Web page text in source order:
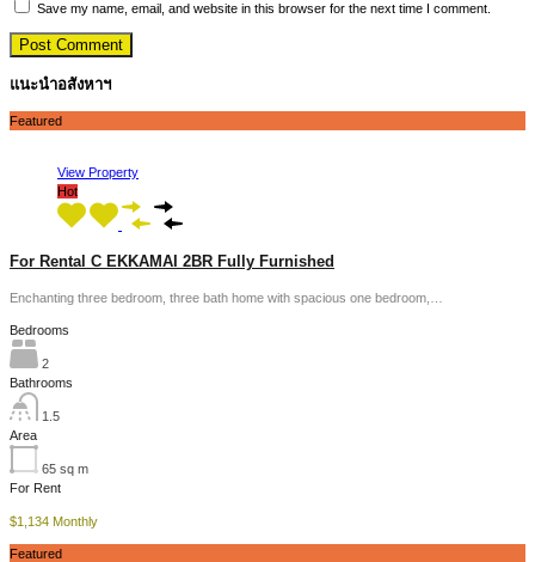
Save my name, email, and website in this browser for the next time I comment.
แนะนำอสังหาฯ
Featured
View Property
Hot
For Rental C EKKAMAI 2BR Fully Furnished
Enchanting three bedroom, three bath home with spacious one bedroom,…
Bedrooms
2
Bathrooms
1.5
Area
65 sq m
For Rent
$1,134 Monthly
Featured